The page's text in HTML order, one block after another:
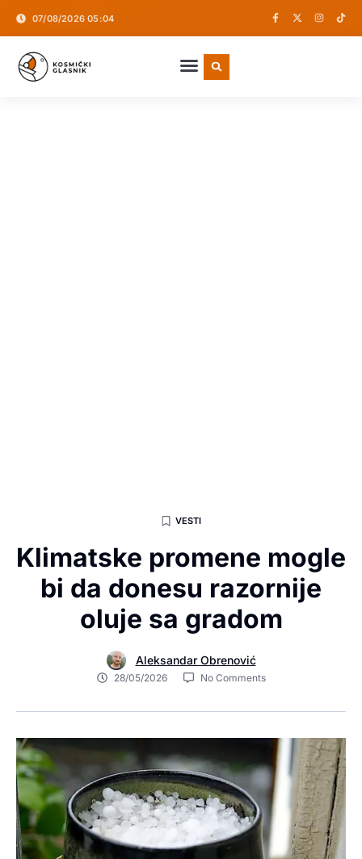
07/08/2026 05:04
VESTI
Klimatske promene mogle
bi da donesu razornije
oluje sa gradom
Aleksandar Obrenović
28/05/2026 No Comments